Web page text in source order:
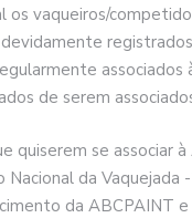
os vaqueiros/
associados
de serem
quiserem se associar
Nacional da Vaquejada
da ABCPAINT